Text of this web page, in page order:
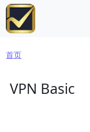
跳转到主要内容
面包屑
首页
VPN Basic